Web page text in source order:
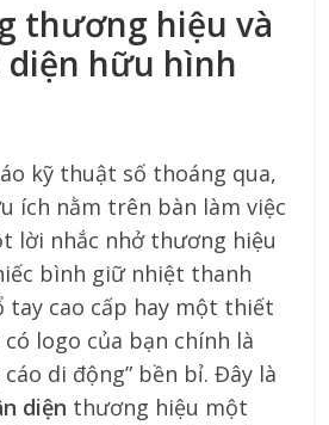
thương hiệu và
diện hữu hình
kỹ thuật số thoáng qua,
ích nằm trên bàn làm việc
lời nhắc nhở thương hiệu
bình giữ nhiệt thanh
tay cao cấp hay một thiết
logo của bạn chính là
di động” bền bỉ. Đây là
diện thương hiệu một